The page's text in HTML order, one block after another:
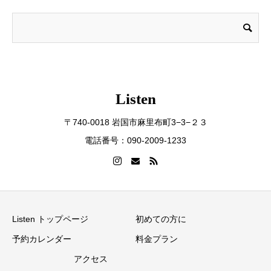
Listen
〒740-0018 岩国市麻里布町3−3−２３
電話番号：090-2009-1233
Listen トップページ 初めての方に
予約カレンダー 料金プラン
アクセス